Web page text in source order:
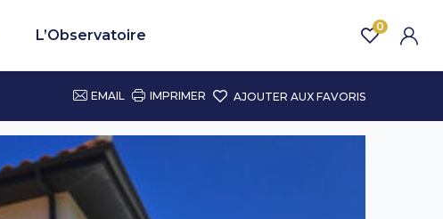
L’Observatoire
0
EMAIL IMPRIMER AJOUTER AUX FAVORIS